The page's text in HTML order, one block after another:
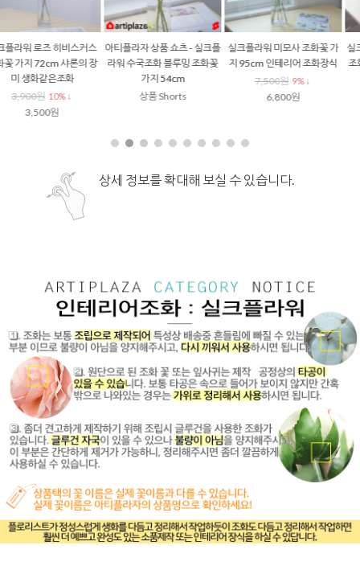
실크플라워 클레마티스 9송이
조화 꽃 가지 80cm 생화같은
으아리 행잉조화
3,500원 6% ↓
3,300원
실크플라워 메리골드 조화 꽃
가지 55cm 생화같은 천수국
4,900원
4,700원
원형 유리화병 투명 줄무늬 스
트라이프 꽃병
17,000원
15,800원
상세 정보를 확대해 보실 수 있습니다.